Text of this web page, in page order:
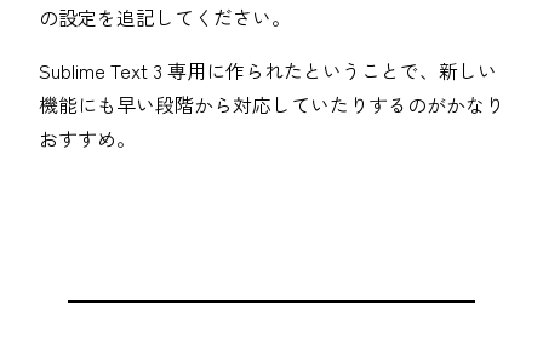
の設定を追記してください。
Sublime Text 3 専用に作られたということで、新しい
機能にも早い段階から対応していたりするのがかなり
おすすめ。